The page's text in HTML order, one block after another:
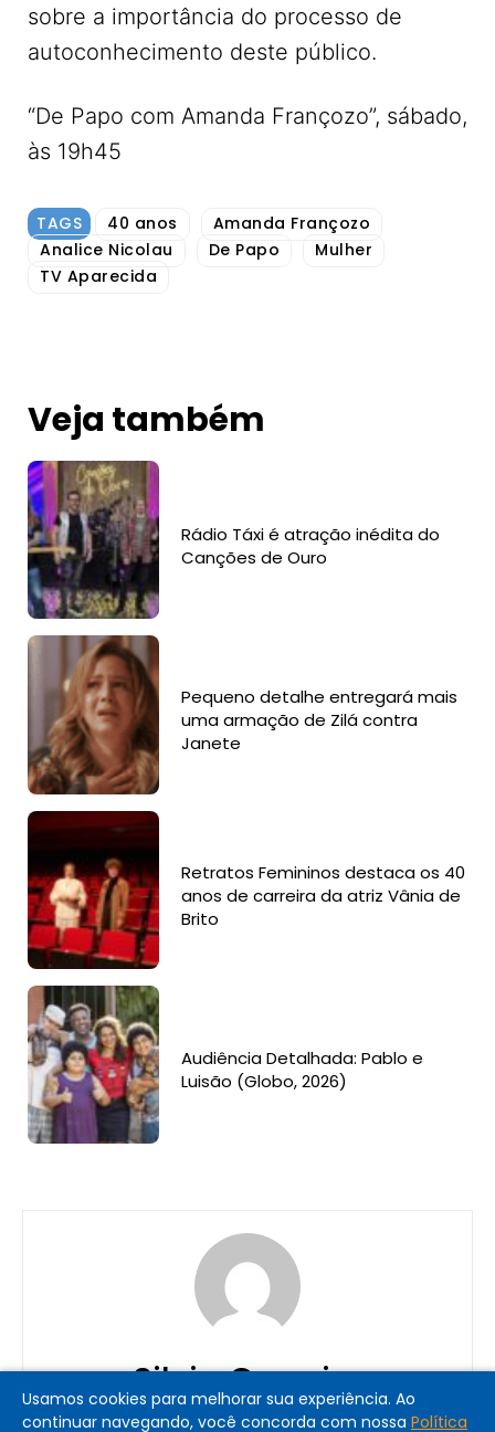
sobre a importância do processo de
autoconhecimento deste público.
“De Papo com Amanda Françozo”, sábado,
às 19h45
TAGS 40 anos
Amanda Françozo
Analice Nicolau
De Papo
Mulher
TV Aparecida
Veja também
Rádio Táxi é atração inédita do
Canções de Ouro
Pequeno detalhe entregará mais
uma armação de Zilá contra
Janete
Retratos Femininos destaca os 40
anos de carreira da atriz Vânia de
Brito
Audiência Detalhada: Pablo e
Luisão (Globo, 2026)
Silvia Carreiro
Usamos cookies para melhorar sua experiência. Ao
continuar navegando, você concorda com nossa Política